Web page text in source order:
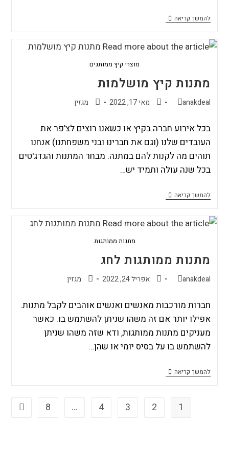
להמשך קריאה
מוצרי קיץ ממותגים
מתנות קיץ מושלמות
anakdeal מאי 17, 2022 מגזין
בכל אירוע חברה בקיץ או כשאנו רוצים לצ'פר את
העובדים שלנו (וגם את חברינו ובני משפחתנו) אנחנו
תוהים מה לקנות להם במתנה. מבחר המתנות והגדג'טים
בכל שנה עולה ותמיד יש…
להמשך קריאה
מתנות ממותגות
מתנות ממותגות לחג
anakdeal אפריל 24, 2022 מגזין
חברות מורכבות מאנשים ואנשים אוהבים לקבל מתנות.
אפילו יותר אם זה משהו שניתן להשתמש בו. כאשר
מעניקים מתנות ממותגות, ודא שזה משהו שניתן
להשתמש בו על בסיס יומי או שהן…
להמשך קריאה
1
2
3
4
…
8